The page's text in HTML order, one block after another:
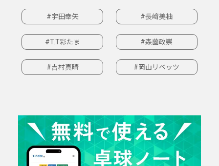
#宇田幸矢 #長﨑美柚
#T.T彩たま #森薗政崇
#吉村真晴 #岡山リベッツ